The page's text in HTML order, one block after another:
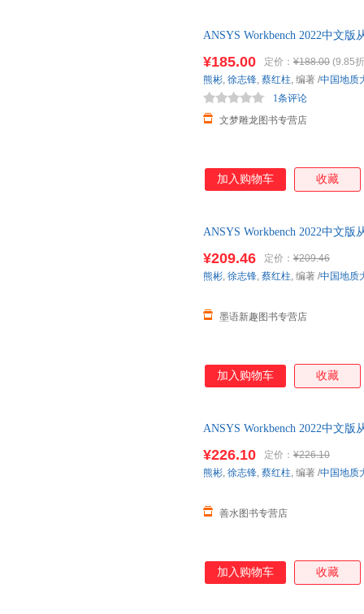
ANSYS Workbench 2022中文
¥185.00 定价： ¥188.00 (9.85
文梦雕龙图书专营店
1条评论
熊彬, 徐志锋, 蔡红柱, 编著 /中国地质
加入购物车 收藏
ANSYS Workbench 2022中文
¥209.46 定价： ¥209.46
墨语新趣图书专营店
熊彬, 徐志锋, 蔡红柱, 编著 /中国地质
加入购物车 收藏
ANSYS Workbench 2022中文
¥226.10 定价： ¥226.10
善水图书专营店
熊彬, 徐志锋, 蔡红柱, 编著 /中国地质
加入购物车 收藏